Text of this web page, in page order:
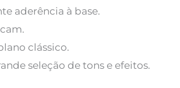
aderência à base.
clássico.
seleção de tons e efeitos.